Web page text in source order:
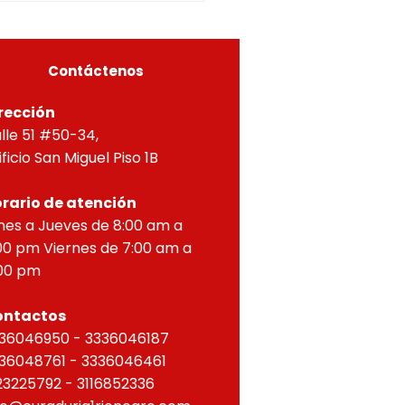
correspondien
Contáctenos
51 #50-34,
San Miguel Piso 1B
de atención
a Jueves de 8:00 am a
pm Viernes de 7:00 am a
pm
- 3336046187
- 3336046461
- 3116852336